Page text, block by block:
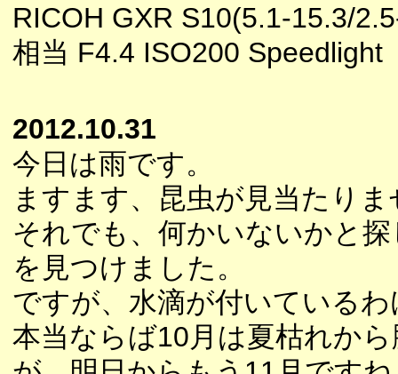
RICOH GXR S10(5.1-15.3/
相当 F4.4 ISO200 Speedlight
2012.10.31
今日は雨です。
ますます、昆虫が見当たりま
それでも、何かいないかと
を見つけました。
ですが、水滴が付いている
本当ならば10月は夏枯れか